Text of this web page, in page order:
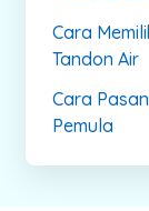
Cara
Tandon Air
Cara
Pemula